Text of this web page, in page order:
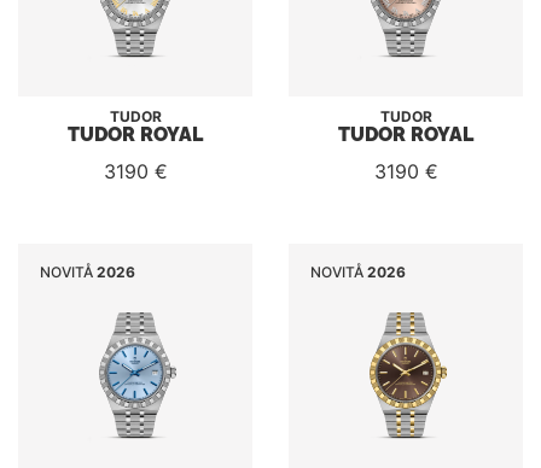
TUDOR
TUDOR ROYAL
3190 €
TUDOR
TUDOR ROYAL
3190 €
NOVITÅ 2026 NOVITÅ 2026